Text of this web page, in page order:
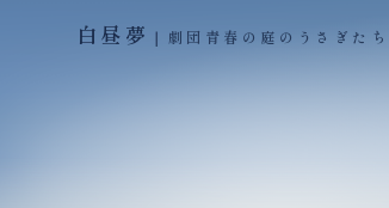
白昼夢 ｜劇団青春の庭のうさぎたち